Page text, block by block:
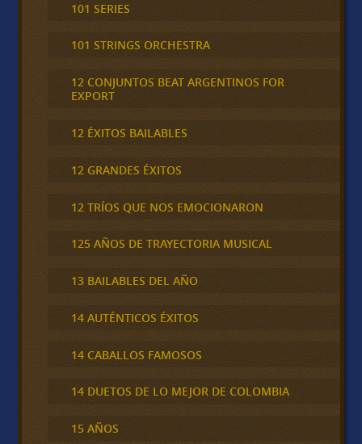
101 SERIES
101 STRINGS ORCHESTRA
12 CONJUNTOS BEAT ARGENTINOS FOR
EXPORT
12 ÉXITOS BAILABLES
12 GRANDES ÉXITOS
12 TRÍOS QUE NOS EMOCIONARON
125 AÑOS DE TRAYECTORIA MUSICAL
13 BAILABLES DEL AÑO
14 AUTÉNTICOS ÉXITOS
14 CABALLOS FAMOSOS
14 DUETOS DE LO MEJOR DE COLOMBIA
15 AÑOS